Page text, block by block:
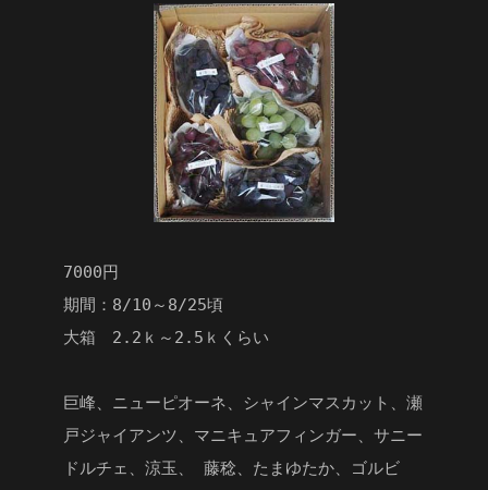
7000円
期間：8/10～8/25頃
大箱 2.2ｋ～2.5ｋくらい
巨峰、ニューピオーネ、シャインマスカット、瀬
戸ジャイアンツ、マニキュアフィンガー、サニー
ドルチェ、涼玉、 藤稔、たまゆたか、ゴルビ